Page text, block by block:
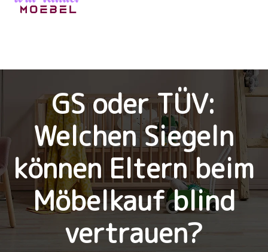
GS oder TÜV:
Welchen Siegeln
können Eltern beim
Möbelkauf blind
vertrauen?